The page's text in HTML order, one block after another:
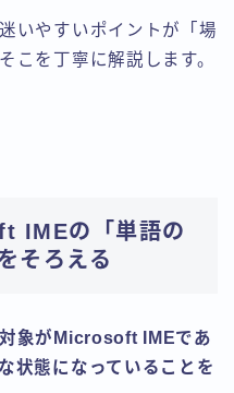
いやすいポイントが「場
こを丁寧に解説します。
IMEの「単語の
そろえる
象がMicrosoft IMEであ
状態になっていることを